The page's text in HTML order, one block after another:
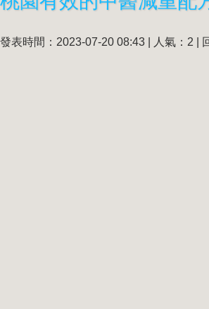
發表時間：2023-07-20 08:43 | 人氣：2 |